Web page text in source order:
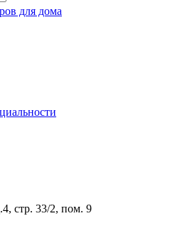
стр. 33/2, пом. 9